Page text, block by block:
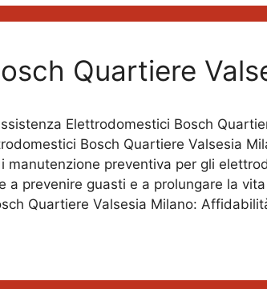
Quartiere
Elettrodomestici Bosch
Bosch Quartiere Valsesia
manutenzione preventiva per gli
a prevenire guasti e a prolungare la
Quartiere Valsesia Milano: